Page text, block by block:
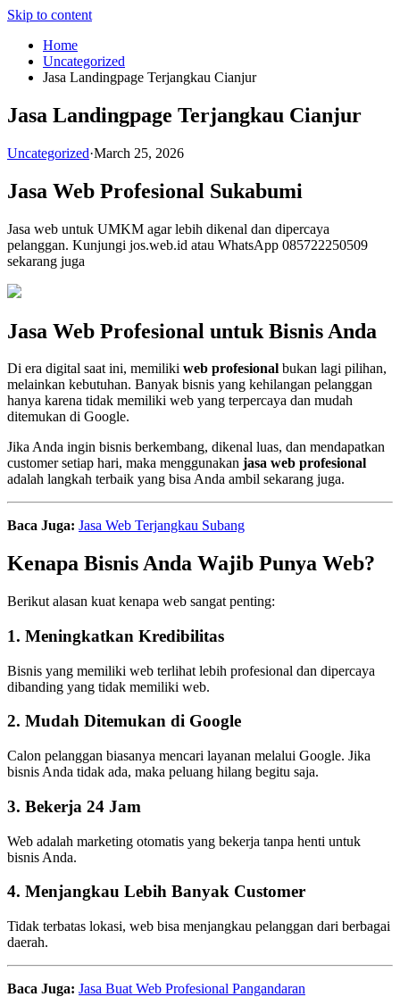
Skip to content
Home
Uncategorized
Jasa Landingpage Terjangkau Cianjur
Jasa Landingpage Terjangkau Cianjur
Uncategorized·March 25, 2026
Jasa Web Profesional Sukabumi
Jasa web untuk UMKM agar lebih dikenal dan dipercaya
pelanggan. Kunjungi jos.web.id atau WhatsApp 085722250509
sekarang juga
Jasa Web Profesional untuk Bisnis Anda
Di era digital saat ini, memiliki web profesional bukan lagi pilihan,
melainkan kebutuhan. Banyak bisnis yang kehilangan pelanggan
hanya karena tidak memiliki web yang terpercaya dan mudah
ditemukan di Google.
Jika Anda ingin bisnis berkembang, dikenal luas, dan mendapatkan
customer setiap hari, maka menggunakan jasa web profesional
adalah langkah terbaik yang bisa Anda ambil sekarang juga.
Baca Juga: Jasa Web Terjangkau Subang
Kenapa Bisnis Anda Wajib Punya Web?
Berikut alasan kuat kenapa web sangat penting:
1. Meningkatkan Kredibilitas
Bisnis yang memiliki web terlihat lebih profesional dan dipercaya
dibanding yang tidak memiliki web.
2. Mudah Ditemukan di Google
Calon pelanggan biasanya mencari layanan melalui Google. Jika
bisnis Anda tidak ada, maka peluang hilang begitu saja.
3. Bekerja 24 Jam
Web adalah marketing otomatis yang bekerja tanpa henti untuk
bisnis Anda.
4. Menjangkau Lebih Banyak Customer
Tidak terbatas lokasi, web bisa menjangkau pelanggan dari berbagai
daerah.
Baca Juga: Jasa Buat Web Profesional Pangandaran